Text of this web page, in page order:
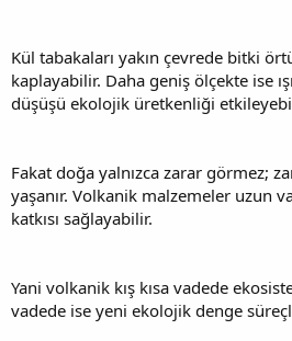
Kül tabakaları yakın çevrede bitki
kaplayabilir. Daha geniş ölçekte ise
düşüşü ekolojik üretkenliği
Fakat doğa yalnızca zarar görmez;
yaşanır. Volkanik malzemeler uzun
katkısı sağlayabilir.
Yani volkanik kış kısa vadede
vadede ise yeni ekolojik denge